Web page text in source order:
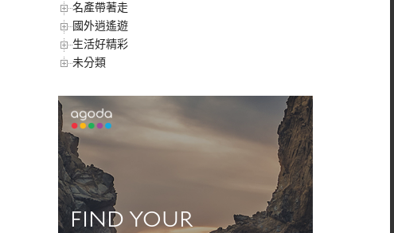
名產帶著走
國外逍遙遊
生活好精彩
未分類